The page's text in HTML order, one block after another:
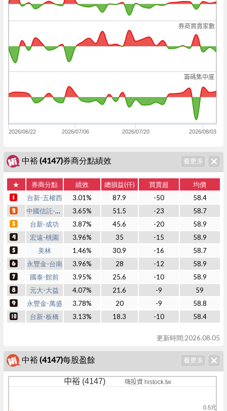
券商買賣家數
籌碼集中度
2026/06/22 2026/07/06 2026/07/20 2026/08/03
中裕 (4147)券商分點績效
★ 券商分點 績效 總損益(仟) 買賣超
均價
台新-五權西
3.01% 87.9 -50
58.4
中國信託-忠孝
3.65% 51.5 -23
58.7
台新-成功
3.87% 45.6 -20
58.9
宏遠-桃園
3.96% 35 -15
58.9
美林
1.46% 30.9 -16
58.7
永豐金-台南
3.96% 28 -12
58.9
國泰-館前
3.95% 25.6 -10
58.9
元大-大益
4.07% 21.6 -9
59
永豐金-萬盛
3.78% 20 -9
58.8
台新-板橋
3.13% 18.3 -10 58.4
更新時間:2026.08.05
中裕 (4147)每股盈餘
中裕 (4147) 嗨投資 histock.tw
0.5元